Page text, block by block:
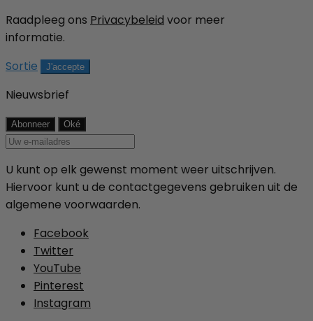
Raadpleeg ons Privacybeleid voor meer
informatie.
Sortie
J'accepte
Nieuwsbrief
U kunt op elk gewenst moment weer uitschrijven.
Hiervoor kunt u de contactgegevens gebruiken uit de
algemene voorwaarden.
Facebook
Twitter
YouTube
Pinterest
Instagram